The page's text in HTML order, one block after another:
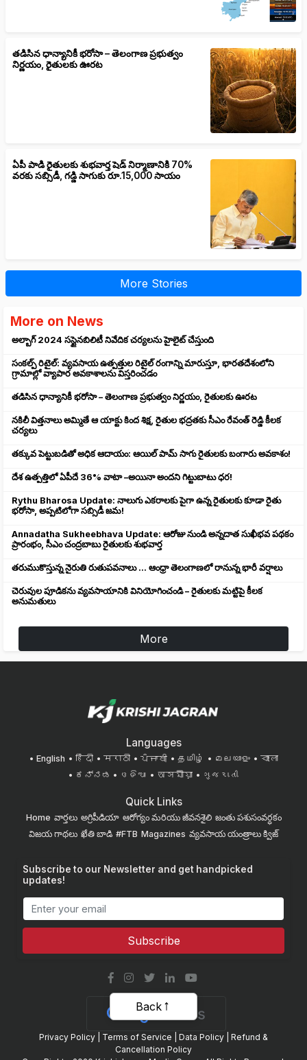
తడిసిన ధాన్యానికీ భరోసా – తెలంగాణ ప్రభుత్వం
నిర్ణయం, రైతులకు ఊరట
ఏపీ పాడి రైతులకు శుభవార్త షెడ్ నిర్మాణానికి 70%
వరకు సబ్సిడీ, గడ్డి సాగుకు రూ.15,000 సాయం
More Stories
More on News
అల్బాగ్ 2024 సస్టైనబిలిటీ నివేదిక చర్యలను హైలైట్ చేస్తుంది
సంకల్ప్ రిటైల్: వ్యవసాయ ఉత్పత్తుల రిటైల్ రంగాన్ని మారుస్తూ, భారతదేశంలోని
గ్రామాల్లో వ్యాపార అవకాశాలను విస్తరించడం
తడిసిన ధాన్యానికీ భరోసా – తెలంగాణ ప్రభుత్వం నిర్ణయం, రైతులకు ఊరట
నకిలీ విత్తనాలు అమ్మితే ఆ యాక్టు కింద శిక్ష, రైతుల భద్రతకు సీఎం రేవంత్ రెడ్డి కీలక
చర్యలు
తక్కువ పెట్టుబడితో అధిక ఆదాయం: ఆయిల్ పామ్ సాగు రైతులకు బంగారు అవకాశం!
దేశ ఉత్పత్తిలో ఏపీదే 36% వాటా –అయినా అందని గిట్టుబాటు ధర!
Rythu Bharosa Update: నాలుగు ఎకరాలకు పైగా ఉన్న రైతులకు కూడా రైతు
భరోసా, అప్పటిలోగా సబ్సిడీ జమ!
Annadatha Sukheebhava Update: ఆరోజు నుండి అన్నదాత సుఖీభవ పథకం
ప్రారంభం, సీఎం చంద్రబాబు రైతులకు శుభవార్త
తరుముకొస్తున్న నైరుతి రుతుపవనాలు ... ఆంధ్రా తెలంగాణలో రానున్న భారీ వర్షాలు
చెరువుల పూడికను వ్యవసాయానికి వినియోగించండి – రైతులకు మట్టిపై కీలక
అనుమతులు
More
Languages
English हिंदी मराठी ਪੰਜਾਬੀ தமிழ் മലയാളം
বাংলা
ಕನ್ನಡ
ଓଡିଆ অসমীয়া ગુજરાતી
Quick Links
Home వార్తలు అగ్రిపీడియా ఆరోగ్యం మరియు జీవనశైలి జంతు పశుసంవర్ధకం
విజయ గాథలు ఖేతి బాడి #FTB Magazines వ్యవసాయ యంత్రాలు క్విజ్
Subscribe to our Newsletter and get handpicked
updates!
Subscribe
Privacy Policy Terms of Service Data Policy
Refund &
Cancellation Policy
Back